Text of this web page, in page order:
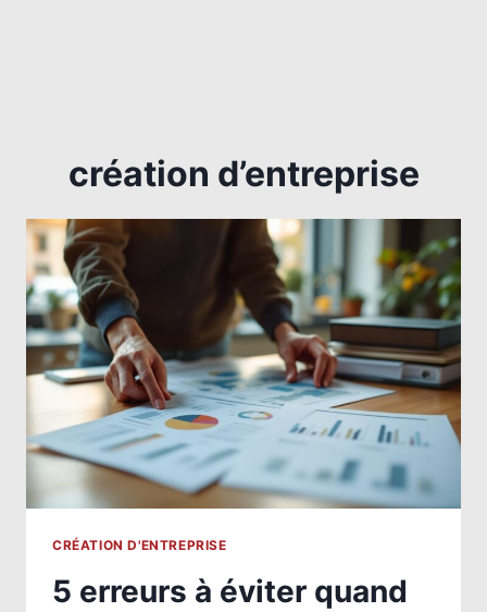
création d’entreprise
CRÉATION D'ENTREPRISE
5 erreurs à éviter quand